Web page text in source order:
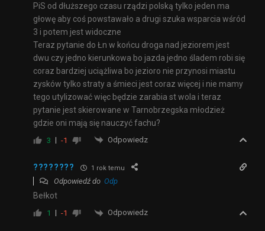
PiS od dłuższego czasu rządzi polską tylko jeden ma
głowę aby coś powstawało a drugi szuka wsparcia wśród
3 i potem jest widoczne
Teraz pytanie do Łn w końcu droga nad jeziorem jest
dwu czy jedno kierunkowa bo jazda jedno śladem robi się
coraz bardziej uciążliwa bo jezioro nie przynosi miastu
zysków tylko straty a śmieci jest coraz więcej i nie mamy
tego utylizować więc będzie zarabia st wola i teraz
pytanie jest skierowane w Tarnobrzegska młodzież
gdzie oni mają się nauczyć fachu?
3 -1 Odpowiedz
???????? 1 rok temu
Odpowiedź do Odp
Bełkot
1 -1 Odpowiedz